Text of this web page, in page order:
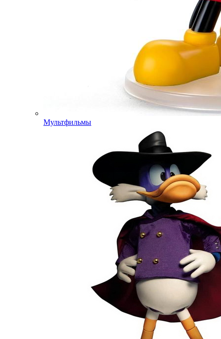
Мультфильмы